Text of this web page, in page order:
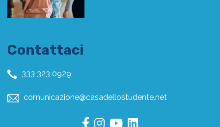
Contattaci
333 323 0929
comunicazione@casadellostudente.net